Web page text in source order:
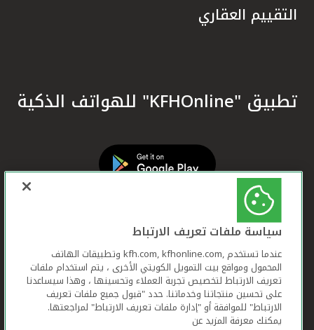
التقييم العقاري
تطبيق "KFHOnline" للهواتف الذكية
سياسة ملفات تعريف الارتباط
عندما تستخدم ,kfh.com, kfhonline.com وتطبيقات الهاتف
المحمول ومواقع بيت التمويل الكويتي الأخرى ، يتم استخدام ملفات
تعريف الارتباط لتخصيص تجربة العملاء وتحسينها ، وهذا سيساعدنا
على تحسين منتجاتنا وخدماتنا. حدد "قبول جميع ملفات تعريف
الارتباط" للموافقة أو "إدارة ملفات تعريف الارتباط" لمراجعتها.
يمكنك معرفة المزيد عن